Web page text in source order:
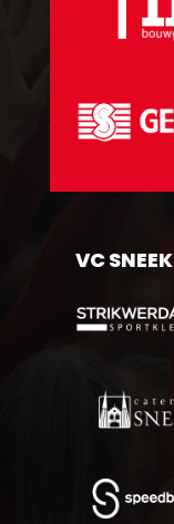
VC SNEEK